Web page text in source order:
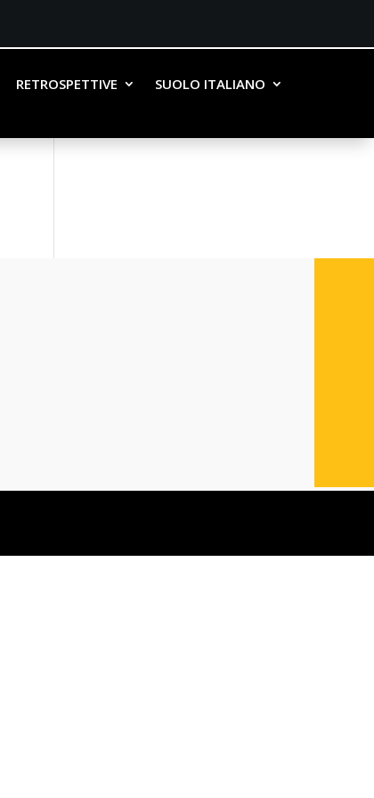
RETROSPETTIVE SUOLO ITALIANO